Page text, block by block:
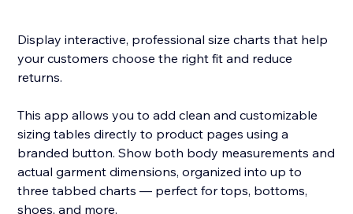
Display interactive, professional size charts that help
your customers choose the right fit and reduce
returns.
This app allows you to add clean and customizable
sizing tables directly to product pages using a
branded button. Show both body measurements and
actual garment dimensions, organized into up to
three tabbed charts — perfect for tops, bottoms,
shoes, and more.